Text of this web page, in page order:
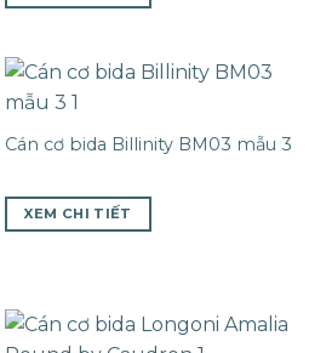
Cán cơ bida Billinity BM03 mẫu 3
XEM CHI TIẾT